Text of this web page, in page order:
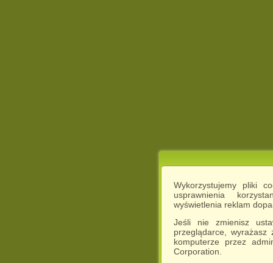
Wykorzystujemy pliki
usprawnienia
wyświetlenia reklam
Jeśli nie zmienisz
przeglądarce,
komputerze przez
Corporation.